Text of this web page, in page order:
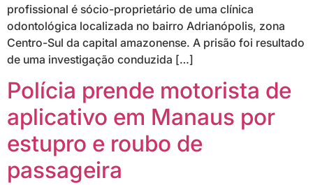
profissional é sócio-proprietário de uma clínica
odontológica localizada no bairro Adrianópolis, zona
Centro-Sul da capital amazonense. A prisão foi resultado
de uma investigação conduzida […]
Polícia prende motorista de
aplicativo em Manaus por
estupro e roubo de
passageira